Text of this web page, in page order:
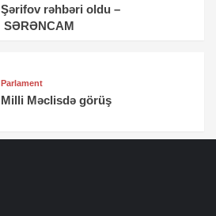
Şərifov rəhbəri oldu –
SƏRƏNCAM
Parlament
Milli Məclisdə görüş